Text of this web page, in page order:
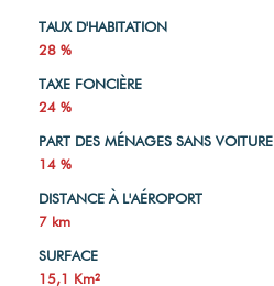
TAUX D'HABITATION
28 %
TAXE FONCIÈRE
24 %
PART DES MÉNAGES SANS VOITURE
14 %
DISTANCE À L'AÉROPORT
7 km
SURFACE
15,1 Km²